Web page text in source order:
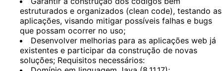
estruturados e organizados (clean code), testando as
aplicações, visando mitigar possíveis falhas e bugs
que possam ocorrer no uso;
Desenvolver melhorias para as aplicações web já
existentes e participar da construção de novas
soluções; Requisitos necessários: